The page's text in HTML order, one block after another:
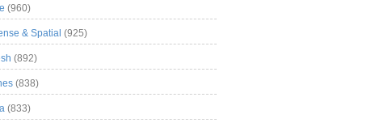
(960)
& Spatial (925)
(892)
(838)
(833)